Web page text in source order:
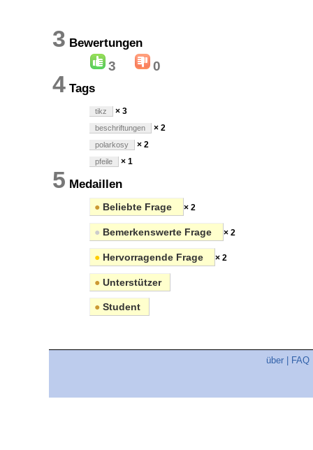
3 Bewertungen
3 0
4 Tags
tikz × 3
beschriftungen × 2
polarkosy × 2
pfeile × 1
5 Medaillen
● Beliebte Frage × 2
● Bemerkenswerte Frage × 2
● Hervorragende Frage × 2
● Unterstützer
● Student
über FAQ